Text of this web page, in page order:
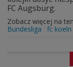
FC Augsburg.
Zobacz więcej na
Bundesliga
fc koeln